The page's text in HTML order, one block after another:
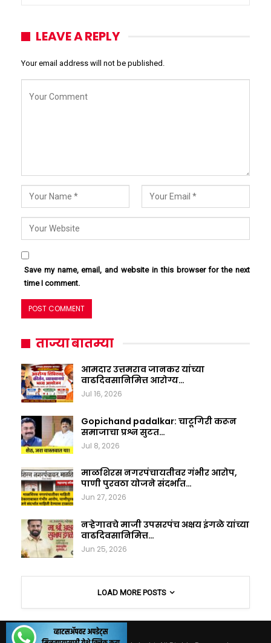
LEAVE A REPLY
Your email address will not be published.
Save my name, email, and website in this browser for the next
time I comment.
ताज्या बातम्या
आमदार उत्तमराव जानकर यांच्या
वाढदिवसानिमित्त आरोग्य…
Jul 16, 2026
Gopichand padalkar: चाटूगिरी करून
समाजाचा प्रश्न सुटत…
Jul 8, 2026
माळशिरस नगरपंचायतीवर गंभीर आरोप,
पाणी पुरवठा योजने संदर्भात…
Jun 27, 2026
नऱ्हेगावचे माजी उपसरपंच अक्षय इंगळे यांच्या
वाढदिवसानिमित्त…
Jun 25, 2026
LOAD MORE POSTS